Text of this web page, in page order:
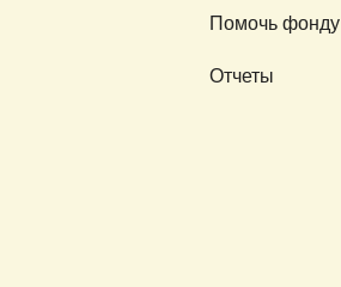
Помочь фонду
Отчеты